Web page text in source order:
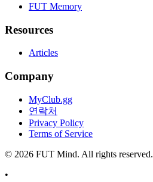
FUT Memory
Resources
Articles
Company
MyClub.gg
연락처
Privacy Policy
Terms of Service
© 2026 FUT Mind. All rights reserved.
•